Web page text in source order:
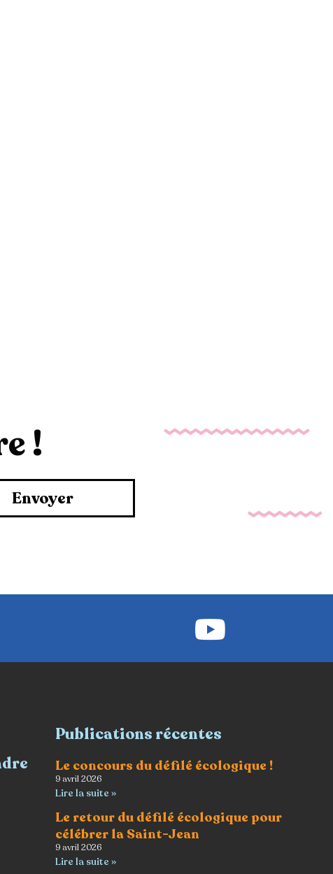
!
Envoyer
Publications récentes
Le concours du défilé écologique !
9 avril 2026
Lire la suite »
Le retour du défilé écologique pour
célébrer la Saint-Jean
9 avril 2026
Lire la suite »